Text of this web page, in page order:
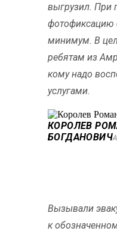
выгрузил. При
фотофиксацию
минимум. В
ребятам из
кому надо
услугами.
КОРОЛЕВ
БОГДАНОВИЧ
Вызывали
к